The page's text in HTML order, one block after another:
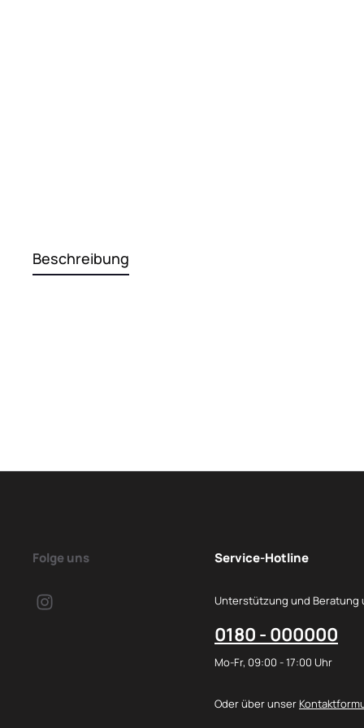
Beschreibung
Folge uns Service-Hotline
Unterstützung und Beratung
0180 - 000000
Mo-Fr, 09:00 - 17:00 Uhr
Oder über unser